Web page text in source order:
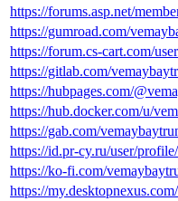
https://forums.asp.net/
https://gumroad.com/
https://forum.cs-cart.com/
https://gitlab.com/
https://hubpages.com/
https://hub.docker.com/u/
https://gab.com/
https://id.pr-cy.ru/user/
https://ko-fi.com/
https://